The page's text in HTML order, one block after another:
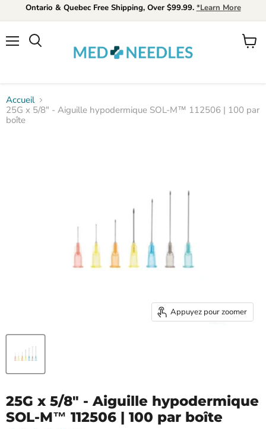
Ontario & Quebec Free Shipping, Over $99.99. *Learn More
Rechercher
Voir
Accueil
25G x 5/8" - Aiguille hypodermique SOL-M™ 112506 | 100 par
boîte
Appuyez pour zoomer
25G x 5/8" - Aiguille hypodermique
SOL-M™ 112506 | 100 par boîte